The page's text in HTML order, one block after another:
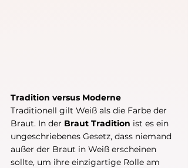
Tradition versus Moderne
Traditionell gilt Weiß als die Farbe der
Braut. In der Braut Tradition ist es ein
ungeschriebenes Gesetz, dass niemand
außer der Braut in Weiß erscheinen
sollte, um ihre einzigartige Rolle am